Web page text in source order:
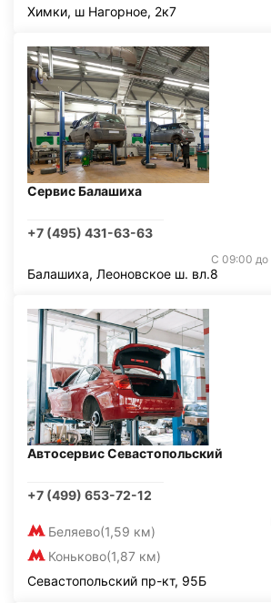
Химки, ш Нагорное, 2к7
Сервис Балашиха
+7 (495) 431-63-63
С 09:00 до
Балашиха, Леоновское ш. вл.8
Автосервис Севастопольский
+7 (499) 653-72-12
Беляево(1,59 км)
Коньково(1,87 км)
Севастопольский пр-кт, 95Б